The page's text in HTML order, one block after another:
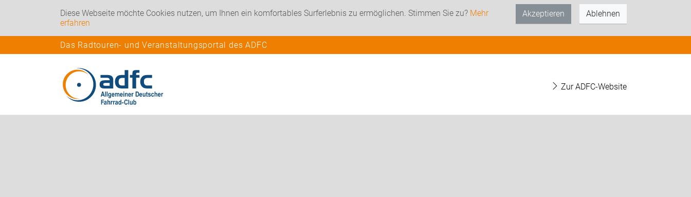
Diese Webseite möchte Cookies nutzen, um Ihnen ein komfortables Surferlebnis zu ermöglichen. Stimmen Sie zu? Mehr
erfahren
Akzeptieren Ablehnen
Das Radtouren- und Veranstaltungsportal des ADFC
Zur ADFC-Website